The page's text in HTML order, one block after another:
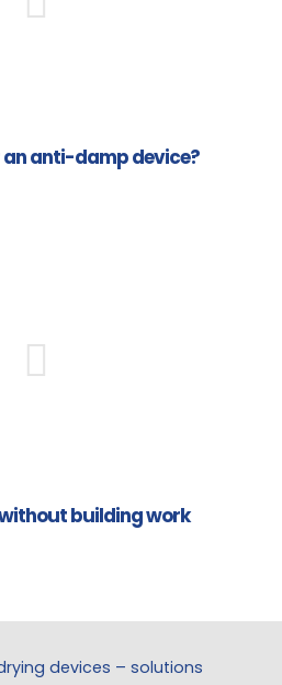
an anti-damp device?
building work
devices – solutions